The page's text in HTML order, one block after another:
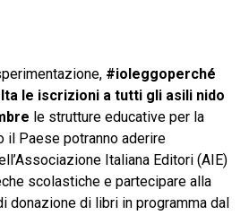
#ioleggoperché
le iscrizioni a tutti gli asili nido
le strutture educative per la
il Paese potranno aderire
Italiana Editori (AIE)
scolastiche e partecipare alla
donazione di libri in programma dal